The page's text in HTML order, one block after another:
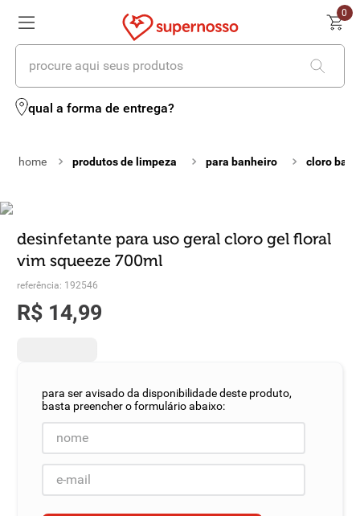
0
procure aqui seus produtos
qual a forma de entrega?
produtos de limpeza para banheiro cloro
desinfetante para uso geral cloro gel floral
vim squeeze 700ml
referência: 192546
R$ 14,99
termos mais buscados
2º leite
4 º iogurte
5 º queijo
6 biscoito
º chocolate
macarrão